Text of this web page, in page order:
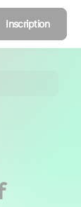
Inscription